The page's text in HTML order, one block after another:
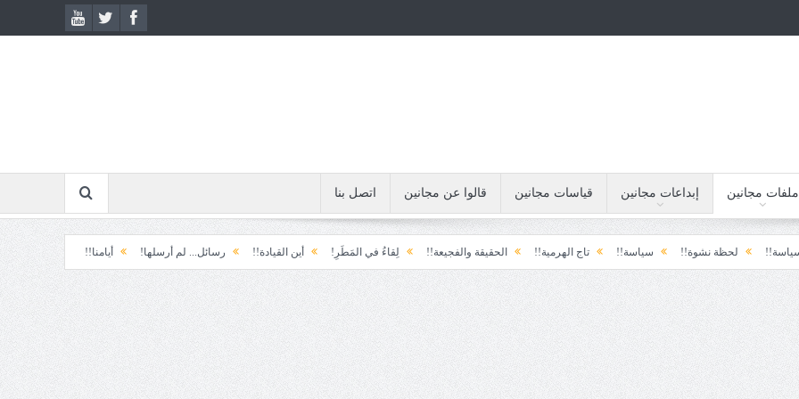
ملفات مجانين إبداعات مجانين قياسات مجانين قالوا عن مجانين اتصل بنا
لحظة نشوة!! سياسة!! تاج الهرمية!! الحقيقة والفجيعة!! لِقاءُ في المَطَرِ! أين القيادة!! رسائل... لم أرسلها! أيامنا!! خيبة الأمل.... الأولى!